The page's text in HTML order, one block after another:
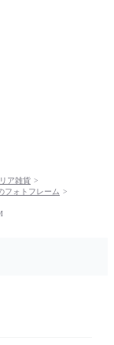
ア雑貨
フォトフレーム